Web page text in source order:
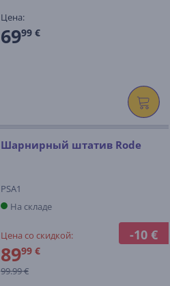
Цена:
6999 €
-10 €
Шарнирный штатив Rode
PSA1
На складе
Цена со скидкой:
8999 €
99.99 €